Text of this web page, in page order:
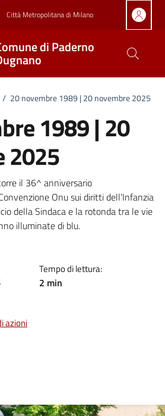
Città Metropolitana di Milano
di Paderno
/ 20 novembre 1989 | 20 novembre 2025
1989 | 20
2025
notizia
il 36^ anniversario
Onu sui diritti dell’Infanzia
della Sindaca e la rotonda tra le vie
illuminate di blu.
Tempo di lettura:
2 min
azioni